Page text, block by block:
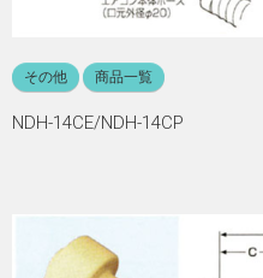
その他 商品一覧
NDH-14CE/NDH-14CP